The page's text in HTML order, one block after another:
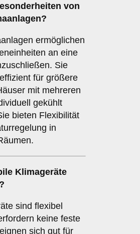
von
?
ermöglichen
an eine
Sie
für größere
mit mehreren
gekühlt
bieten Flexibilität
in
Klimageräte
sind flexibel
keine feste
sich gut für